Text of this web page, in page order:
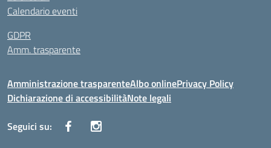
Calendario eventi
GDPR
Amm. trasparente
Amministrazione trasparenteAlbo onlinePrivacy Policy
Dichiarazione di accessibilitàNote legali
Seguici su: